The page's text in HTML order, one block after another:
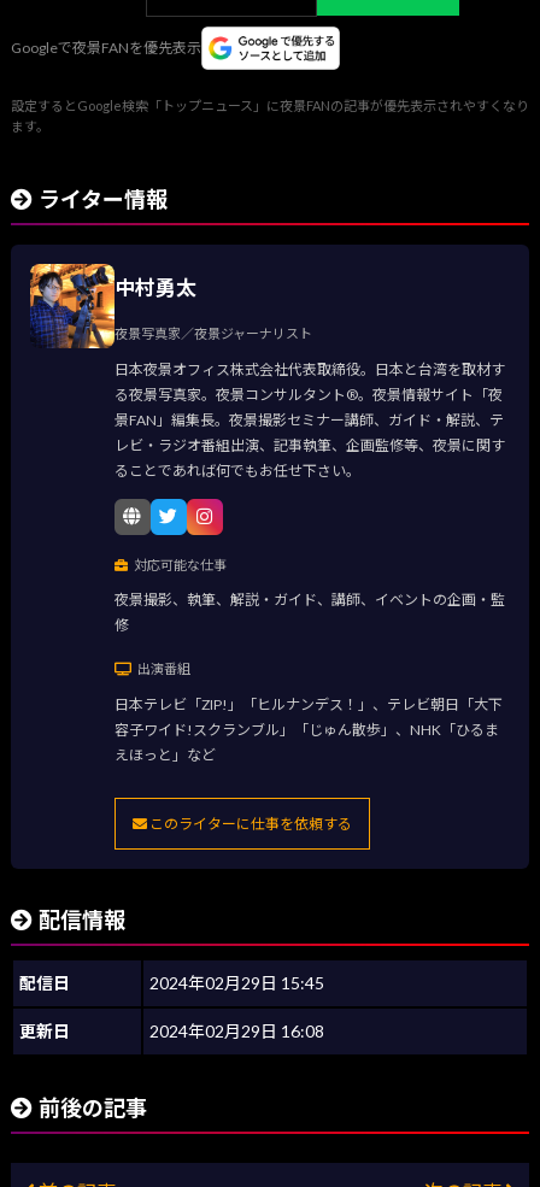
Googleで夜景FANを優先表示
設定するとGoogle検索「トップニュース」に夜景FANの記事が優先表示されやすくなり
ます。
ライター情報
中村勇太
夜景写真家／夜景ジャーナリスト
日本夜景オフィス株式会社代表取締役。日本と台湾を取材す
る夜景写真家。夜景コンサルタント®。夜景情報サイト「夜
景FAN」編集長。夜景撮影セミナー講師、ガイド・解説、テ
レビ・ラジオ番組出演、記事執筆、企画監修等、夜景に関す
ることであれば何でもお任せ下さい。
対応可能な仕事
夜景撮影、執筆、解説・ガイド、講師、イベントの企画・監
修
出演番組
日本テレビ「ZIP!」「ヒルナンデス！」、テレビ朝日「大下
容子ワイド!スクランブル」「じゅん散歩」、NHK「ひるま
えほっと」など
このライターに仕事を依頼する
配信情報
配信日 2024年02月29日 15:45
更新日 2024年02月29日 16:08
前後の記事